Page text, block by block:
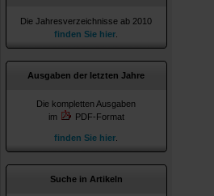
Die Jahresverzeichnisse ab 2010
finden Sie hier
Ausgaben der letzten Jahre
Die kompletten Ausgaben
im
PDF-Format
finden Sie hier
Suche in Artikeln